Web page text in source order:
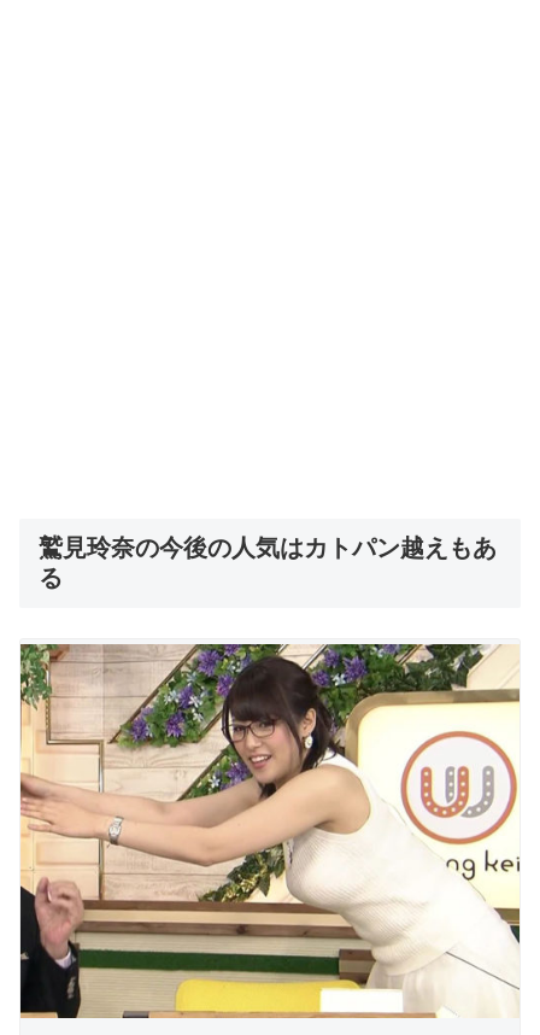
鷲見玲奈の今後の人気はカトパン越えもあ
る